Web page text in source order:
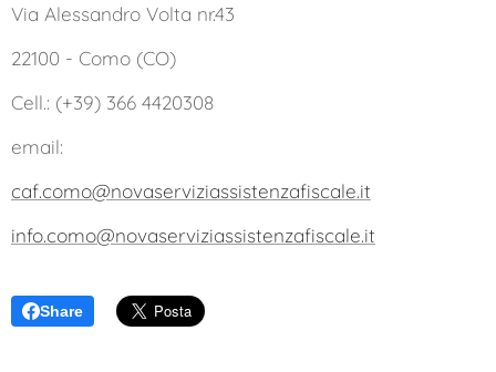
Via Alessandro Volta nr.43
22100 - Como (CO)
Cell.: (+39) 366 4420308
email:
caf.como@novaserviziassistenzafiscale.it
info.como@novaserviziassistenzafiscale.it
Share